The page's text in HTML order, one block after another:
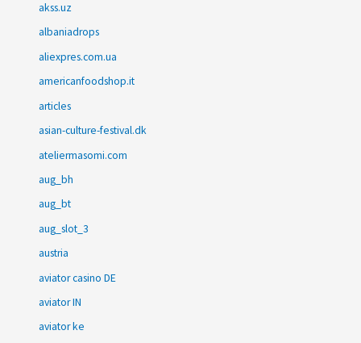
akss.uz
albaniadrops
aliexpres.com.ua
americanfoodshop.it
articles
asian-culture-festival.dk
ateliermasomi.com
aug_bh
aug_bt
aug_slot_3
austria
aviator casino DE
aviator IN
aviator ke